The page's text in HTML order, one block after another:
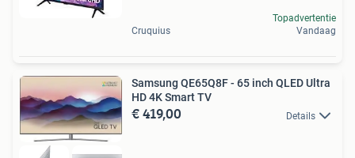
Cruquius
Topadvertentie
Vandaag
Samsung QE65Q8F - 65 inch QLED Ultra
HD 4K Smart TV
€ 419,00 Details